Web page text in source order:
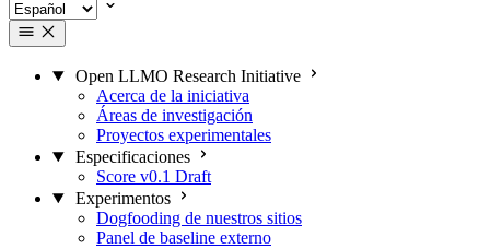
Open LLMO Research Initiative
Acerca de la iniciativa
Áreas de investigación
Proyectos experimentales
Especificaciones
Score v0.1 Draft
Experimentos
Dogfooding de nuestros sitios
Panel de baseline externo